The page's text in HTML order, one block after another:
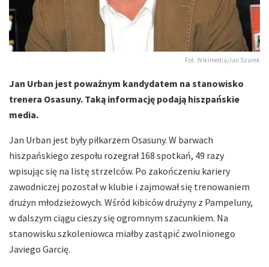
Fot. Wikimedia/Jan Szurek
Jan Urban jest poważnym kandydatem na stanowisko
trenera Osasuny. Taką informację podają hiszpańskie
media.
Jan Urban jest były piłkarzem Osasuny. W barwach
hiszpańskiego zespołu rozegrał 168 spotkań, 49 razy
wpisując się na listę strzelców. Po zakończeniu kariery
zawodniczej pozostał w klubie i zajmował się trenowaniem
drużyn młodzieżowych. Wśród kibiców drużyny z Pampeluny,
w dalszym ciągu cieszy się ogromnym szacunkiem. Na
stanowisku szkoleniowca miałby zastąpić zwolnionego
Javiego Garcię.